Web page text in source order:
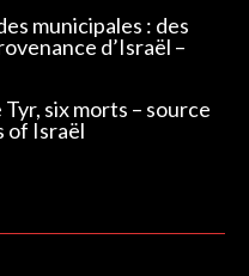
municipales : des
d’Israël –
six morts – source
of Israël